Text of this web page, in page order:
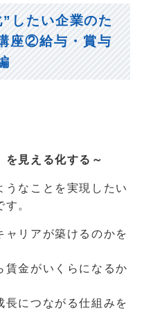
したい企業のた
座②給与・賞与
を見える化する～
なことを実現したい
。
リアが築けるのかを
金がいくらになるか
につながる仕組みを